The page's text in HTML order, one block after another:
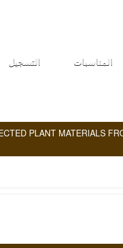
المناسبات التسجيل
PLANT MATERIALS